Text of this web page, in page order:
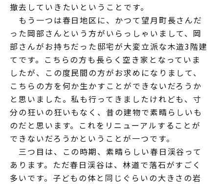
撤去していきたいということです。
もう一つは春日地区に、かつて望月町長さんだ
った岡部さんという方がいらっしゃいまして、岡
部さんがお持ちだった邸宅が大変立派な木造3階建
てです。こちらの方も長らく空き家となっていま
したが、この度民間の方がお求めになりまして、
こちらの方を何か生かすことができないだろうか
と思いました。私も行ってきましたけれども、寸
分の狂いの狂いもなく、昔の建物で素晴らしいも
のだと思います。これをリニューアルすることが
できないだろうかということが一つです。
三つ目は、この時期、素晴らしい春日渓谷って
あります。ただ春日渓谷は、林道で落石がすごく
多いです。子どもの体と同じぐらいの大きさの岩